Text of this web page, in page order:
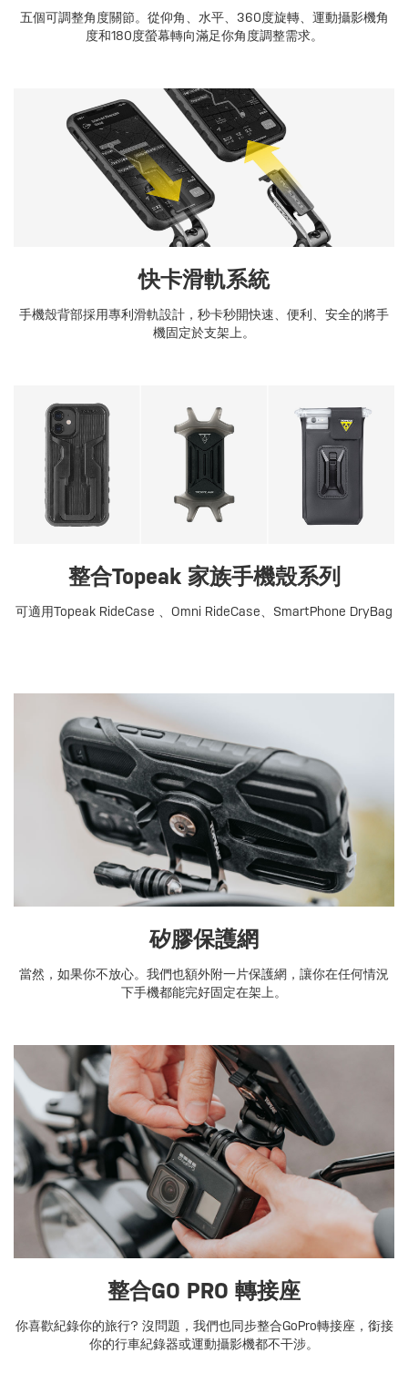
五個可調整角度關節。從仰角、水平、360度旋轉、運動攝影機角
度和180度螢幕轉向滿足你角度調整需求。
快卡滑軌系統
手機殼背部採用專利滑軌設計，秒卡秒開快速、便利、安全的將手
機固定於支架上。
整合Topeak 家族手機殼系列
可適用Topeak RideCase 、Omni RideCase、SmartPhone DryBag
矽膠保護網
當然，如果你不放心。我們也額外附一片保護網，讓你在任何情況
下手機都能完好固定在架上。
整合GO PRO 轉接座
你喜歡紀錄你的旅行? 沒問題，我們也同步整合GoPro轉接座，銜接
你的行車紀錄器或運動攝影機都不干涉。